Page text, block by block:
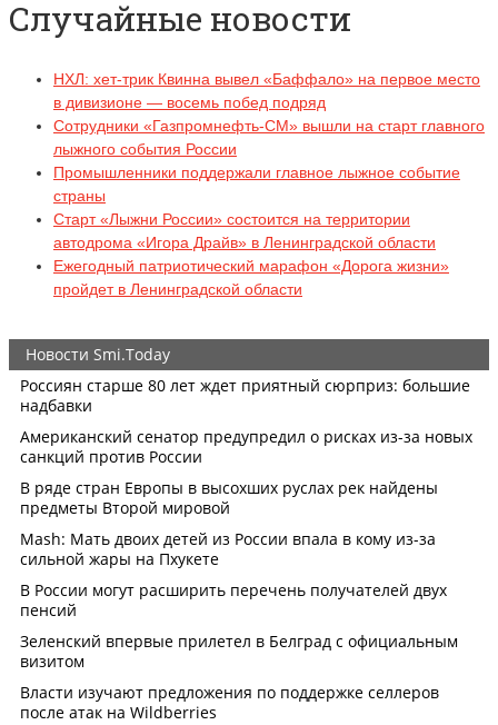
Случайные новости
НХЛ: хет-трик Квинна вывел «Баффало» на первое место
в дивизионе — восемь побед подряд
Сотрудники «Газпромнефть-СМ» вышли на старт главного
лыжного события России
Промышленники поддержали главное лыжное событие
страны
Старт «Лыжни России» состоится на территории
автодрома «Игора Драйв» в Ленинградской области
Ежегодный патриотический марафон «Дорога жизни»
пройдет в Ленинградской области